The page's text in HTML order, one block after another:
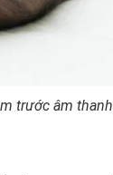
trước âm thanh